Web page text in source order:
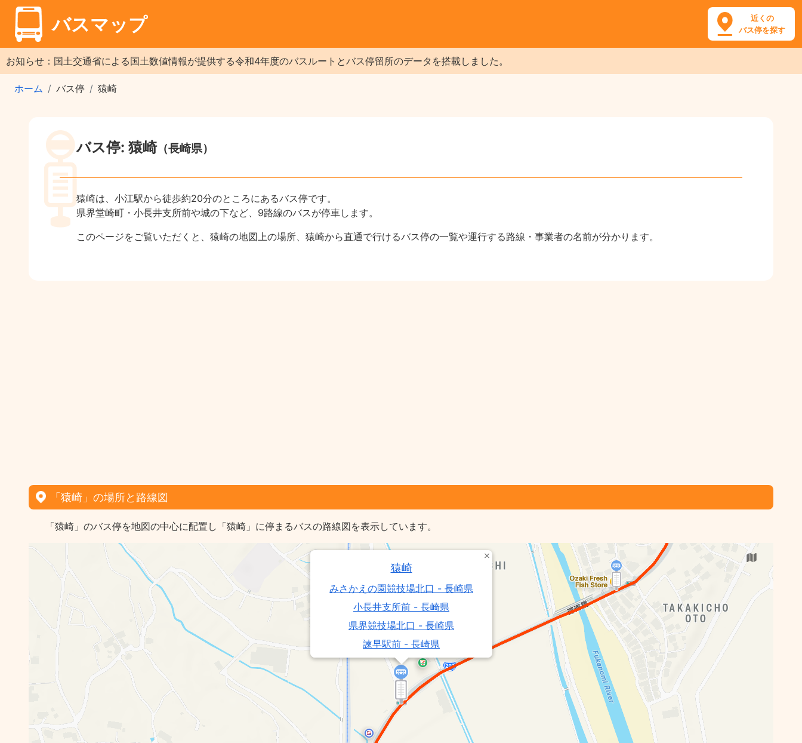
バスマップ
近くの
バス停を探す
お知らせ：国土交通省による国土数値情報が提供する令和4年度のバスルートとバス停留所のデータを搭載しました。
ホーム バス停 猿崎
バス停: 猿崎（長崎県）
猿崎は、小江駅から徒歩約20分のところにあるバス停です。
県界堂崎町・小長井支所前や城の下など、9路線のバスが停車します。
このページをご覧いただくと、猿崎の地図上の場所、猿崎から直通で行けるバス停の一覧や運行する路線・事業者の名前が分かります。
「猿崎」の場所と路線図
「猿崎」のバス停を地図の中心に配置し「猿崎」に停まるバスの路線図を表示しています。
猿崎
みさかえの園競技場北口 - 長崎県
小長井支所前 - 長崎県
県界競技場北口 - 長崎県
諫早駅前 - 長崎県
城の下 - 長崎県
諫早日赤病院競技場北口 - 長崎県
中学校前 - 長崎県
県界堂崎町・小長井支所前 - 長崎県
中核団地西諫早ニュータウン - 長崎県